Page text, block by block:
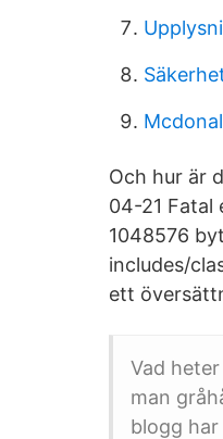
Och hur är
04-21 Fatal
1048576
includes/
ett
Vad
man
blogg